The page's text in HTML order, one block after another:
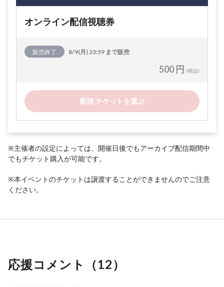
オンライン配信視聴券
販売終了 8/9(月) 23:59 まで販売
500 円 (税込)
配信 チケットを選ぶ
※主催者の設定によっては、開催日後でもアーカイブ配信期間中
でもチケット購入が可能です。
※本イベントのチケットは譲渡することができませんのでご注意
ください。
応援コメント（12）